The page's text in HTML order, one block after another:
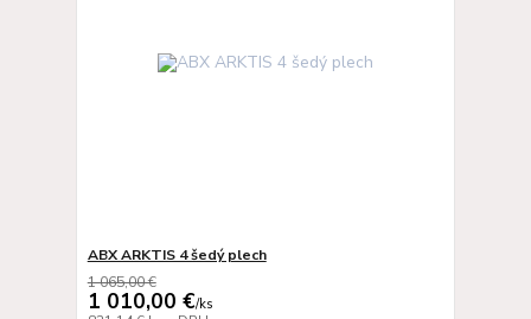
ABX ARKTIS 4 šedý plech
1 065,00 €
1 010,00 €/ks